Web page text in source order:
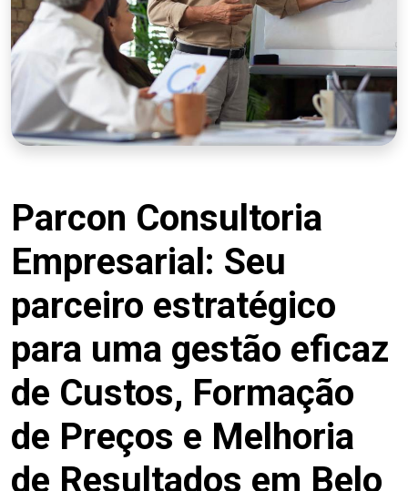
Parcon Consultoria
Empresarial: Seu
parceiro estratégico
para uma gestão eficaz
de Custos, Formação
de Preços e Melhoria
de Resultados em Belo